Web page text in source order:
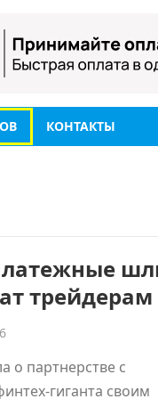
КОНТАКТЫ
трейдерам
о партнерстве с
гиганта своим